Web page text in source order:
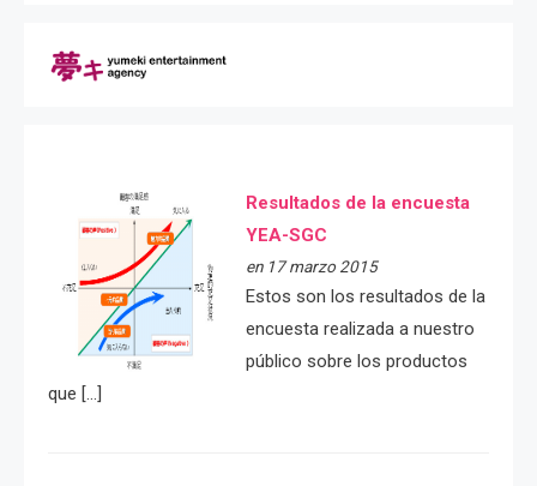
Resultados de la encuesta
YEA-SGC
en 17 marzo 2015
Estos son los resultados de la
encuesta realizada a nuestro
público sobre los productos
que […]